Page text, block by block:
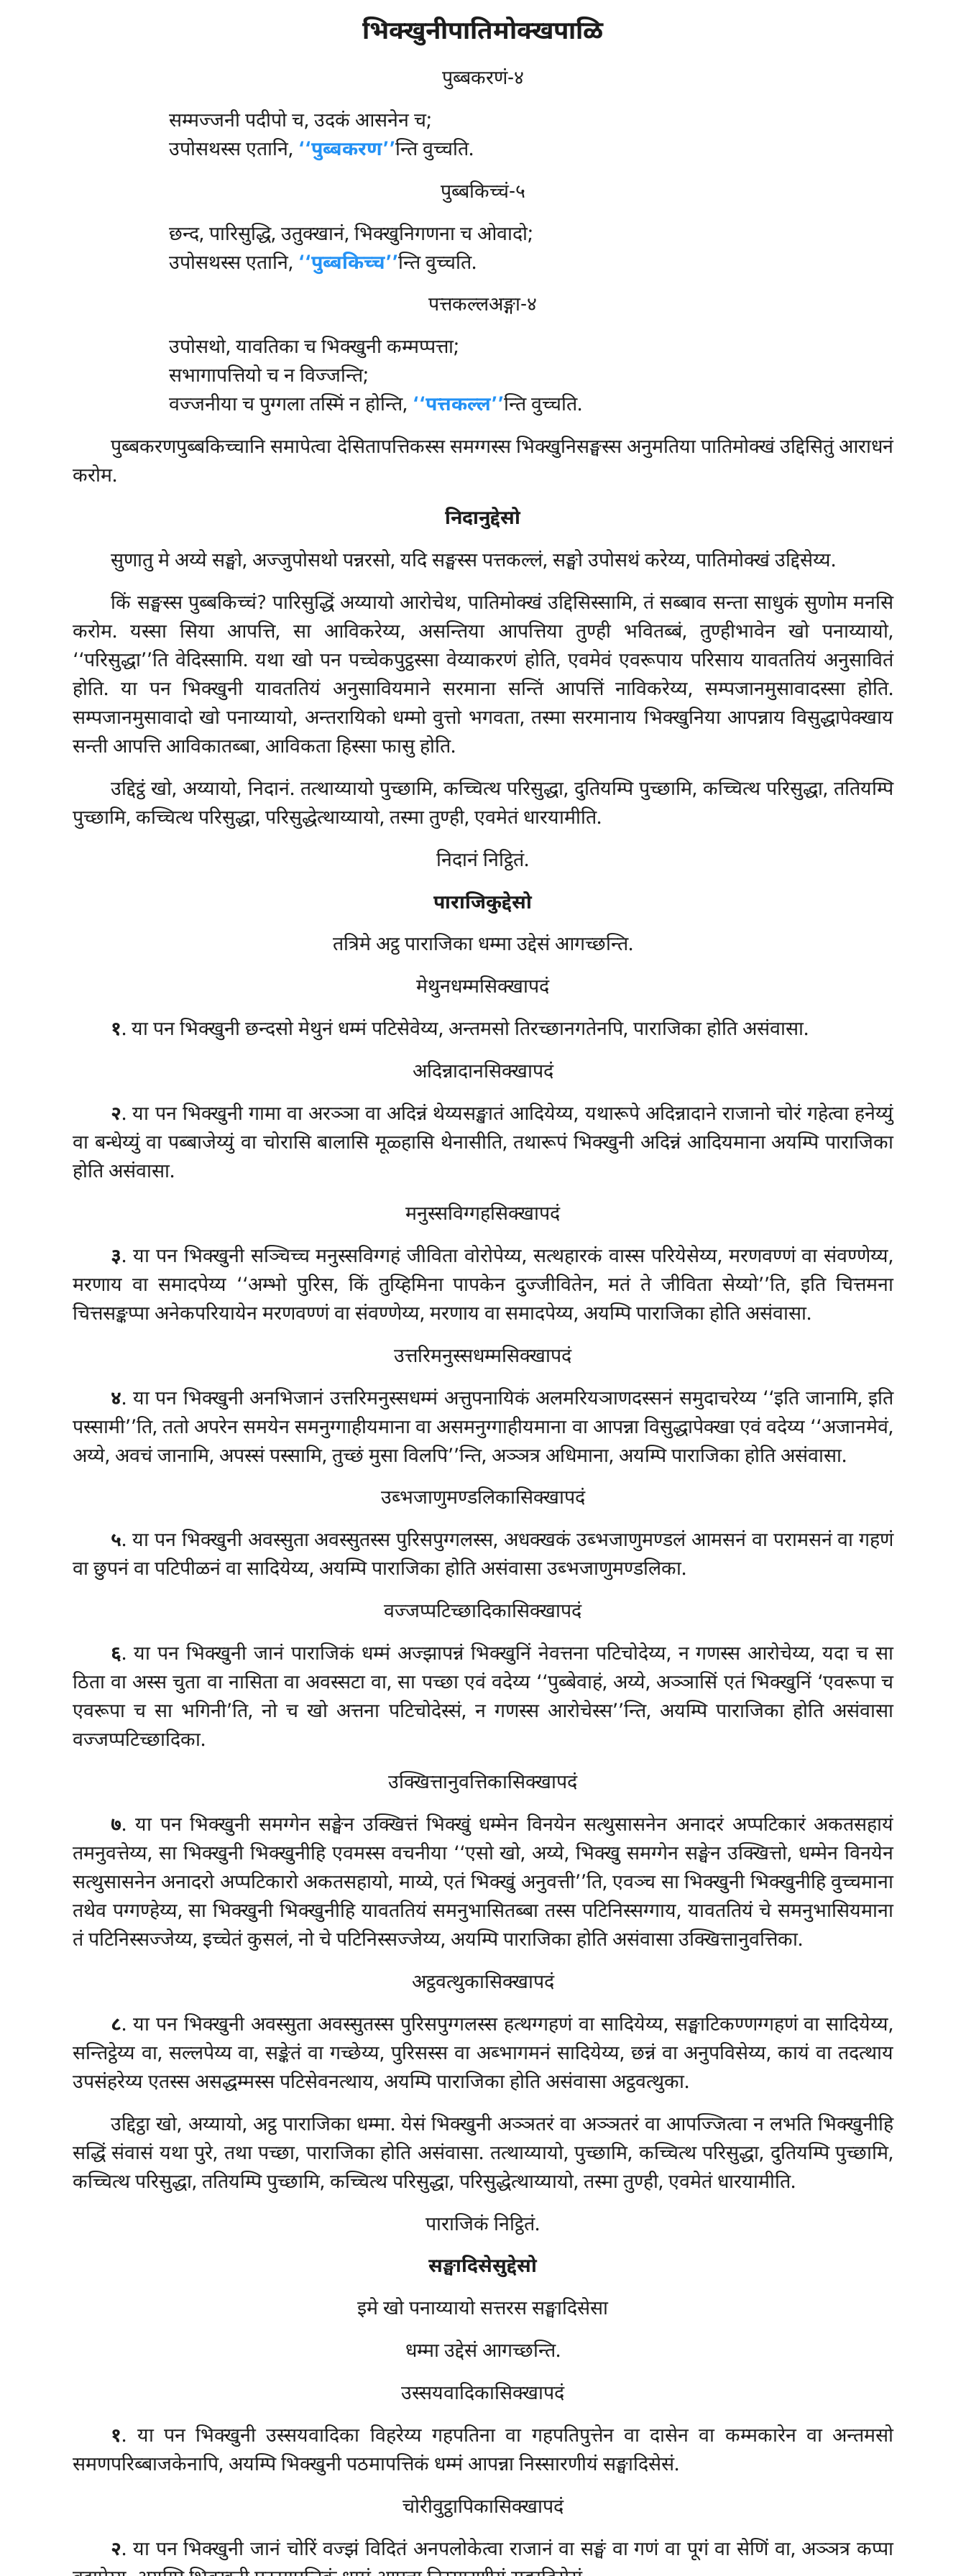
भिक्खुनीपातिमोक्खपाळि
पुब्बकरणं-४
सम्मज्जनीपदीपो च, उदकं आसनेन च;
उपोसथस्स एतानि, ‘‘पुब्बकरण’’न्ति वुच्चति.
पुब्बकिच्चं-५
छन्द, पारिसुद्धि, उतुक्खानं, भिक्खुनिगणना च ओवादो;
उपोसथस्स एतानि, ‘‘पुब्बकिच्च’’न्ति वुच्चति.
पत्तकल्लअङ्गा-४
उपोसथो, यावतिका च भिक्खुनी कम्मप्पत्ता;
सभागापत्तियो च न विज्जन्ति;
वज्जनीया च पुग्गला तस्मिं न होन्ति, ‘‘पत्तकल्ल’’न्ति वुच्चति.
पुब्बकरणपुब्बकिच्चानि समापेत्वा देसितापत्तिकस्स समग्गस्स भिक्खुनिसङ्घस्स अनुमतिया पातिमोक्खं उद्दिसितुं आराधनं
करोम.
निदानुद्देसो
सुणातुमे अय्ये सङ्घो, अज्जुपोसथो पन्नरसो, यदि सङ्घस्स पत्तकल्लं, सङ्घो उपोसथं करेय्य, पातिमोक्खं उद्दिसेय्य.
किं सङ्घस्स पुब्बकिच्चं? पारिसुद्धिं अय्यायो आरोचेथ, पातिमोक्खं उद्दिसिस्सामि, तं सब्बाव सन्ता साधुकं सुणोम मनसि
करोम. यस्सा सिया आपत्ति, सा आविकरेय्य, असन्तिया आपत्तिया तुण्ही भवितब्बं, तुण्हीभावेन खो पनाय्यायो,
‘‘परिसुद्धा’’ति वेदिस्सामि. यथा खो पन पच्चेकपुट्ठस्सा वेय्याकरणं होति, एवमेवं एवरूपाय परिसाय यावततियं अनुसावितं
होति. या पन भिक्खुनी यावततियं अनुसावियमाने सरमाना सन्तिं आपत्तिं नाविकरेय्य, सम्पजानमुसावादस्सा होति.
सम्पजानमुसावादो खो पनाय्यायो, अन्तरायिको धम्मोवुत्तो भगवता, तस्मा सरमानाय भिक्खुनिया आपन्नाय विसुद्धापेक्खाय
सन्ती आपत्ति आविकातब्बा, आविकता हिस्सा फासु होति.
उद्दिट्ठं खो, अय्यायो, निदानं. तत्थाय्यायो पुच्छामि, कच्चित्थ परिसुद्धा, दुतियम्पि पुच्छामि, कच्चित्थ परिसुद्धा, ततियम्पि
पुच्छामि, कच्चित्थ परिसुद्धा, परिसुद्धेत्थाय्यायो, तस्मा तुण्ही, एवमेतं धारयामीति.
निदानं निट्ठितं.
पाराजिकुद्देसो
तत्रिमे अट्ठ पाराजिका धम्मा उद्देसं आगच्छन्ति.
मेथुनधम्मसिक्खापदं
१. या पन भिक्खुनी छन्दसो मेथुनं धम्मं पटिसेवेय्य, अन्तमसो तिरच्छानगतेनपि, पाराजिका होति असंवासा.
अदिन्नादानसिक्खापदं
२. या पन भिक्खुनी गामा वा अरञ्ञा वा अदिन्नं थेय्यसङ्खातं आदियेय्य, यथारूपे अदिन्नादाने राजानो चोरं गहेत्वा हनेय्युं
वा बन्धेय्युं वा पब्बाजेय्युं वा चोरासि बालासि मूळ्हासि थेनासीति, तथारूपं भिक्खुनी अदिन्नं आदियमाना अयम्पि पाराजिका
होति असंवासा.
मनुस्सविग्गहसिक्खापदं
३. या पन भिक्खुनी सञ्चिच्च मनुस्सविग्गहं जीविता वोरोपेय्य, सत्थहारकं वास्स परियेसेय्य, मरणवण्णं वा संवण्णेय्य,
मरणाय वा समादपेय्य ‘‘अम्भो पुरिस, किं तुय्हिमिना पापकेन दुज्जीवितेन, मतं ते जीविता सेय्यो’’ति, इति चित्तमना
चित्तसङ्कप्पा अनेकपरियायेन मरणवण्णं वा संवण्णेय्य, मरणाय वा समादपेय्य, अयम्पि पाराजिका होति असंवासा.
उत्तरिमनुस्सधम्मसिक्खापदं
४. या पन भिक्खुनी अनभिजानं उत्तरिमनुस्सधम्मं अत्तुपनायिकं अलमरियञाणदस्सनं समुदाचरेय्य ‘‘इति जानामि, इति
पस्सामी’’ति, ततो अपरेन समयेन समनुग्गाहीयमाना वा असमनुग्गाहीयमाना वा आपन्ना विसुद्धापेक्खा एवं वदेय्य ‘‘अजानमेवं,
अय्ये, अवचं जानामि, अपस्सं पस्सामि, तुच्छं मुसा विलपि’’न्ति, अञ्ञत्र अधिमाना, अयम्पि पाराजिका होति असंवासा.
उब्भजाणुमण्डलिकासिक्खापदं
५. या पन भिक्खुनी अवस्सुता अवस्सुतस्स पुरिसपुग्गलस्स, अधक्खकं उब्भजाणुमण्डलं आमसनं वा परामसनं वा गहणं
वा छुपनं वा पटिपीळनं वा सादियेय्य, अयम्पि पाराजिका होति असंवासा उब्भजाणुमण्डलिका.
वज्जप्पटिच्छादिकासिक्खापदं
६. या पन भिक्खुनी जानं पाराजिकं धम्मं अज्झापन्नं भिक्खुनिं नेवत्तना पटिचोदेय्य, न गणस्स आरोचेय्य, यदा च सा
ठिता वा अस्स चुता वा नासिता वा अवस्सटा वा, सा पच्छा एवं वदेय्य ‘‘पुब्बेवाहं, अय्ये, अञ्ञासिं एतं भिक्खुनिं ‘एवरूपा च
एवरूपा च सा भगिनी’ति, नो च खो अत्तना पटिचोदेस्सं, न गणस्स आरोचेस्स’’न्ति, अयम्पि पाराजिका होति असंवासा
वज्जप्पटिच्छादिका.
उक्खित्तानुवत्तिकासिक्खापदं
७. या पन भिक्खुनी समग्गेन सङ्घेन उक्खित्तं भिक्खुं धम्मेन विनयेन सत्थुसासनेन अनादरं अप्पटिकारं अकतसहायं
तमनुवत्तेय्य, सा भिक्खुनी भिक्खुनीहि एवमस्स वचनीया ‘‘एसो खो, अय्ये, भिक्खु समग्गेन सङ्घेन उक्खित्तो, धम्मेन विनयेन
सत्थुसासनेन अनादरो अप्पटिकारो अकतसहायो, माय्ये, एतं भिक्खुं अनुवत्ती’’ति, एवञ्च सा भिक्खुनी भिक्खुनीहि वुच्चमाना
तथेव पग्गण्हेय्य, सा भिक्खुनी भिक्खुनीहि यावततियं समनुभासितब्बा तस्स पटिनिस्सग्गाय, यावततियं चे समनुभासियमाना
तं पटिनिस्सज्जेय्य, इच्चेतं कुसलं, नो चे पटिनिस्सज्जेय्य, अयम्पि पाराजिका होति असंवासा उक्खित्तानुवत्तिका.
अट्ठवत्थुकासिक्खापदं
८. या पन भिक्खुनी अवस्सुता अवस्सुतस्स पुरिसपुग्गलस्स हत्थग्गहणं वा सादियेय्य, सङ्घाटिकण्णग्गहणं वा सादियेय्य,
सन्तिट्ठेय्य वा, सल्लपेय्य वा, सङ्केतं वा गच्छेय्य, पुरिसस्स वा अब्भागमनं सादियेय्य, छन्नं वा अनुपविसेय्य, कायं वा तदत्थाय
उपसंहरेय्य एतस्स असद्धम्मस्स पटिसेवनत्थाय, अयम्पि पाराजिका होति असंवासा अट्ठवत्थुका.
उद्दिट्ठा खो, अय्यायो, अट्ठ पाराजिका धम्मा. येसं भिक्खुनी अञ्ञतरं वा अञ्ञतरं वा आपज्जित्वा न लभति भिक्खुनीहि
सद्धिं संवासं यथा पुरे, तथा पच्छा, पाराजिका होति असंवासा. तत्थाय्यायो, पुच्छामि, कच्चित्थ परिसुद्धा, दुतियम्पि पुच्छामि,
कच्चित्थ परिसुद्धा, ततियम्पि पुच्छामि, कच्चित्थ परिसुद्धा, परिसुद्धेत्थाय्यायो, तस्मा तुण्ही, एवमेतं धारयामीति.
पाराजिकं निट्ठितं.
सङ्घादिसेसुद्देसो
इमे खो पनाय्यायो सत्तरस सङ्घादिसेसा
धम्मा उद्देसं आगच्छन्ति.
उस्सयवादिकासिक्खापदं
१. या पन भिक्खुनी उस्सयवादिका विहरेय्य गहपतिना वा गहपतिपुत्तेन वा दासेन वा कम्मकारेन वा अन्तमसो
समणपरिब्बाजकेनापि, अयम्पि भिक्खुनी पठमापत्तिकं धम्मं आपन्ना निस्सारणीयं सङ्घादिसेसं.
चोरीवुट्ठापिकासिक्खापदं
२. या पन भिक्खुनी जानं चोरिं वज्झं विदितं अनपलोकेत्वा राजानं वा सङ्घं वा गणं वा पूगं वा सेणिं वा, अञ्ञत्र कप्पा